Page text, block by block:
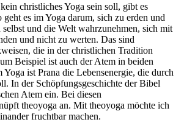
christliches Yoga sein soll, gibt es
es im Yoga darum, sich zu erden und
und die Welt wahrzunehmen, sich mit
und nicht zu werten. Das sind
die in der christlichen Tradition
Beispiel ist auch der Atem in beiden
ist Prana die Lebensenergie, die durch
In der Schöpfungsgeschichte der Bibel
Atem ein. Bei diesen
theoyoga an. Mit theoyoga möchte ich
fruchtbar machen.